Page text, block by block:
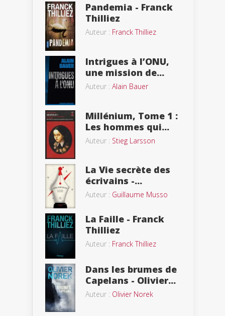
Pandemia - Franck
Thilliez
Auteur : Franck Thilliez
Intrigues à l’ONU,
une mission de...
Auteur : Alain Bauer
Millénium, Tome 1 :
Les hommes qui...
Auteur : Stieg Larsson
La Vie secrète des
écrivains -...
Auteur : Guillaume Musso
La Faille - Franck
Thilliez
Auteur : Franck Thilliez
Dans les brumes de
Capelans - Olivier...
Auteur : Olivier Norek